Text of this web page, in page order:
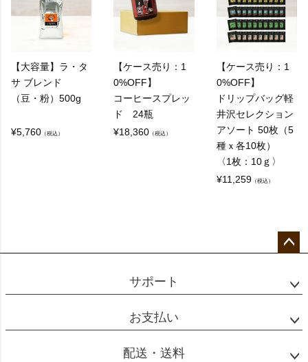
ーヒーのことを指します。
通常、フィルターコーヒーやドリップコーヒーと
レギュラーコーヒーとエスプレッソの違いは何で
短時間で抽出するためうまみ成分が濃く出るう
つくような独特の風味豊かな味わいになります。
スの取れた味わいのコーヒーとなります。
【大容量】ラ・タ
サ ブレンド
（豆・粉）500g
¥5,760 （税込）
【ケース売り：1
0%OFF】
コーヒースプレッ
ド 24瓶
¥18,360 （税込）
【ケース売り：1
0%OFF】
ドリップバッグ軽
井沢セレクション
アソート 50枚（5
種ｘ各10枚）
〈1枚：10ｇ〉
¥11,259（税込）
ップ
サポート
お支払い
配送・送料